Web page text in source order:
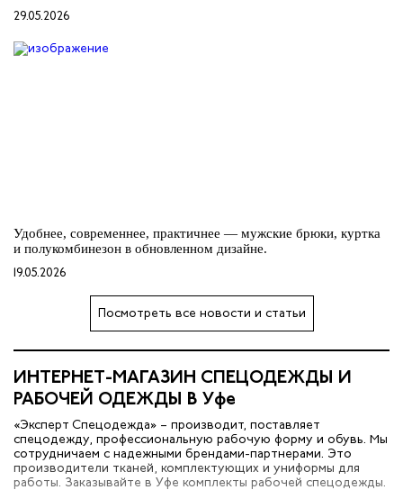
БЕЗОПАСНОСТЬ ТРУДА И ЖИЗНЕДЕЯТЕЛЬНОСТИ» и
мероприятия,...
29.05.2026
Удобнее, современнее, практичнее — мужские брюки, куртка
и полукомбинезон в обновленном дизайне.
19.05.2026
Посмотреть все новости и статьи
ИНТЕРНЕТ-МАГАЗИН СПЕЦОДЕЖДЫ И
РАБОЧЕЙ ОДЕЖДЫ В Уфе
«Эксперт Спецодежда» – производит, поставляет
спецодежду, профессиональную рабочую форму и обувь. Мы
сотрудничаем с надежными брендами-партнерами. Это
производители тканей, комплектующих и униформы для
работы. Заказывайте в Уфе комплекты рабочей спецодежды.